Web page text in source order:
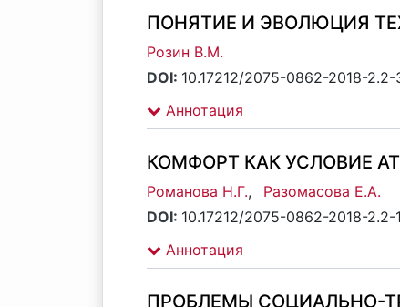
ПОНЯТИЕ И ЭВОЛЮЦИЯ
Розин В.М.
DOI: 10.17212/2075-0862-2018-2.2-
Аннотация
КОМФОРТ КАК УСЛОВИЕ
Романова Н.Г.,
Разомасова Е.А.
DOI: 10.17212/2075-0862-2018-2.2-
Аннотация
ПРОБЛЕМЫ СОЦИАЛЬНО-